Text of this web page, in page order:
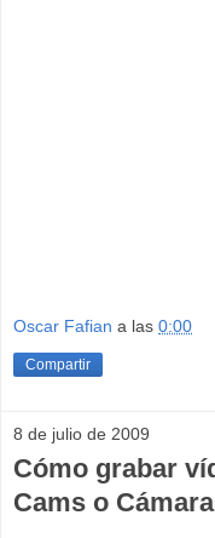
Oscar Fafian a las 0:00
Compartir
8 de julio de 2009
Cómo grabar
Cams o